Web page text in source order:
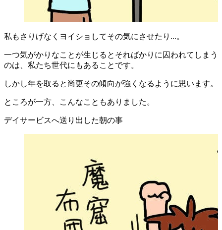
私もさりげなくヨイショしてその気にさせたり...。
一つ気がかりなことが生じるとそればかりに囚われてしまう
のは、私たち世代にもあることです。
しかし年を取ると尚更その傾向が強くなるように思います。
ところが一方、こんなこともありました。
デイサービスへ送り出した朝の事